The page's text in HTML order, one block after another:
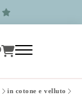
in cotone e velluto